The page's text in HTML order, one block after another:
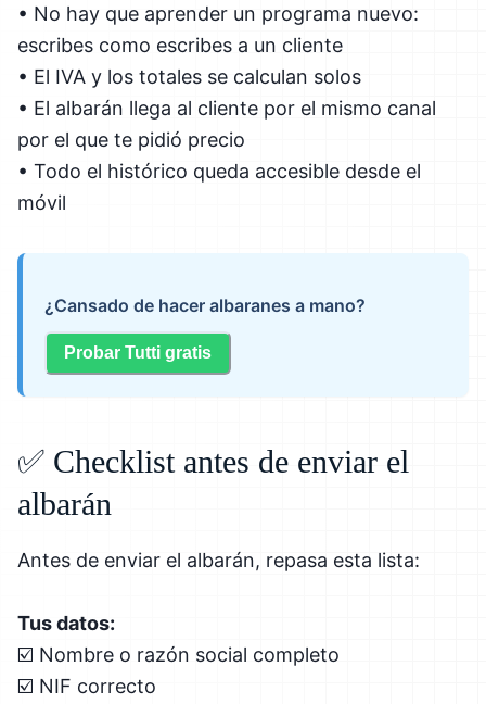
• No hay que aprender un programa nuevo:
escribes como escribes a un cliente
• El IVA y los totales se calculan solos
• El albarán llega al cliente por el mismo canal
por el que te pidió precio
• Todo el histórico queda accesible desde el
móvil
¿Cansado de hacer albaranes a mano?
Probar Tutti gratis
✅ Checklist antes de enviar el
albarán
Antes de enviar el albarán, repasa esta lista:
Tus datos:
☑️ Nombre o razón social completo
☑️ NIF correcto